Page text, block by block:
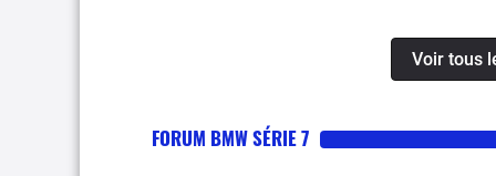
MORTE Sur 10 mois
Malgré un service
Fiat.
bord et commande
manoeuvrer dans rue
gant de faible
Voir tous
FORUM BMW SÉRIE 7